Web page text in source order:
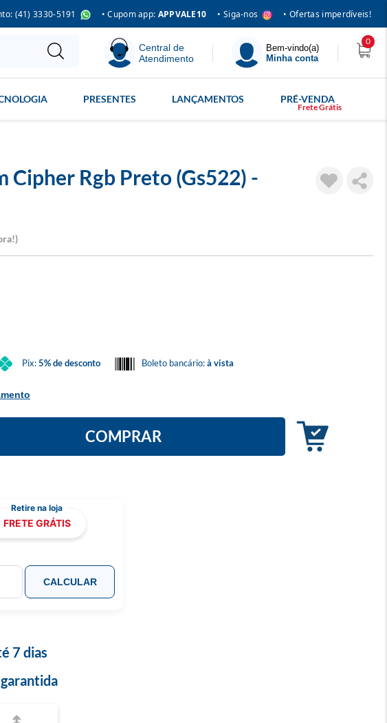
(41) 3330-5191 • Cupom app: APPVALE10 • Siga-nos • Ofertas imperdíveis!
Central de
Atendimento
Bem-vindo(a)
Minha conta
0
PRESENTES LANÇAMENTOS PRÉ-VENDA
Cipher Rgb Preto (Gs522) -
Pix:5% de desconto Boleto bancário:à vista
COMPRAR
FRETE GRÁTIS
CALCULAR
7 dias